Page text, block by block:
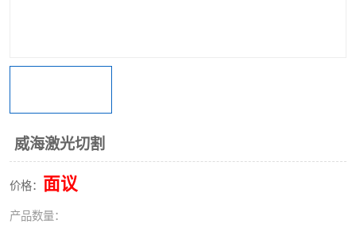
威海激光切割
价格： 面议
产品数量：